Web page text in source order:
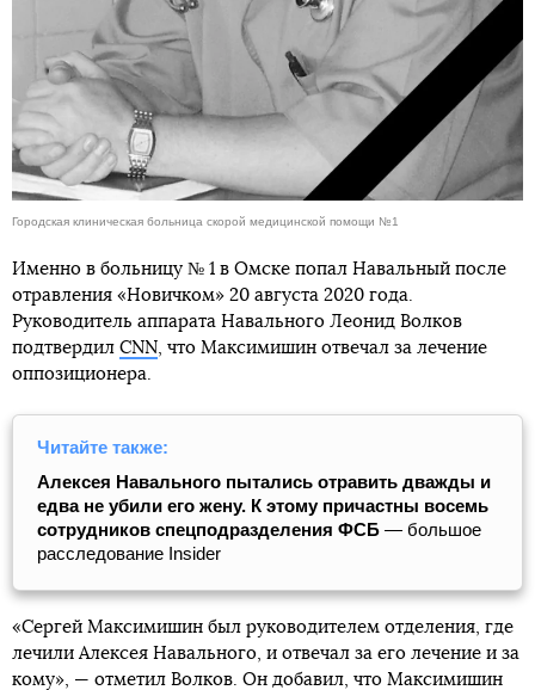
Городская клиническая больница скорой медицинской помощи №1
Именно в больницу № 1 в Омске попал Навальный после
отравления «Новичком» 20 августа 2020 года.
Руководитель аппарата Навального Леонид Волков
подтвердил CNN , что Максимишин отвечал за лечение
оппозиционера.
Читайте также:
Алексея Навального пытались отравить дважды и
едва не убили его жену. К этому причастны восемь
сотрудников спецподразделения ФСБ — большое
расследование Insider
«Сергей Максимишин был руководителем отделения, где
лечили Алексея Навального, и отвечал за его лечение и за
кому», — отметил Волков. Он добавил, что Максимишин